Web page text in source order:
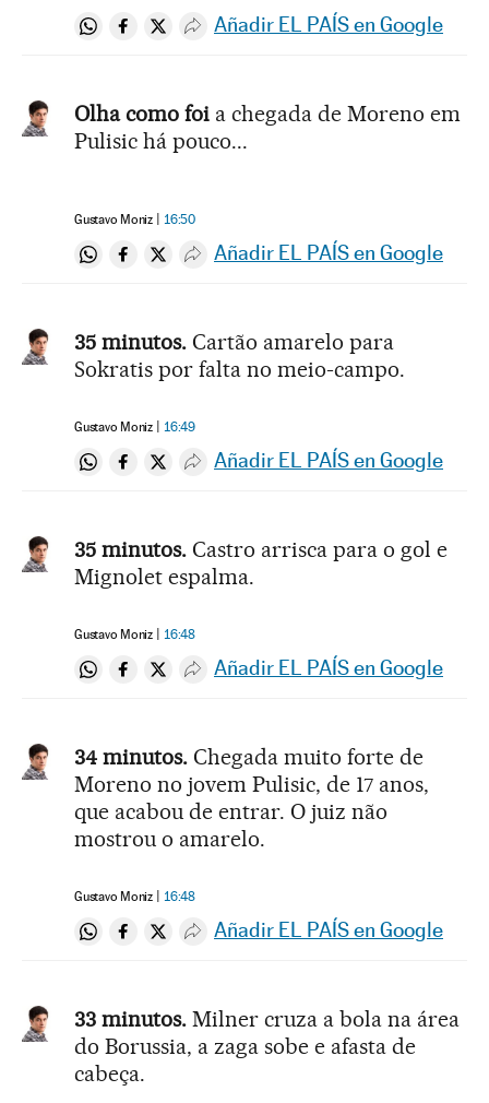
Compartir en Whatsapp
Compartir en Facebook
Compartir en Twitter
Desplegar Redes Sociales
Añadir EL PAÍS en Google
Olha como foi a chegada de Moreno em
Pulisic há pouco...
Gustavo Moniz 16:50
Compartir en Whatsapp
Compartir en Facebook
Compartir en Twitter
Desplegar Redes Sociales
Añadir EL PAÍS en Google
35 minutos. Cartão amarelo para
Sokratis por falta no meio-campo.
Gustavo Moniz 16:49
Compartir en Whatsapp
Compartir en Facebook
Compartir en Twitter
Desplegar Redes Sociales
Añadir EL PAÍS en Google
35 minutos. Castro arrisca para o gol e
Mignolet espalma.
Gustavo Moniz 16:48
Compartir en Whatsapp
Compartir en Facebook
Compartir en Twitter
Desplegar Redes Sociales
Añadir EL PAÍS en Google
34 minutos. Chegada muito forte de
Moreno no jovem Pulisic, de 17 anos,
que acabou de entrar. O juiz não
mostrou o amarelo.
Gustavo Moniz 16:48
Compartir en Whatsapp
Compartir en Facebook
Compartir en Twitter
Desplegar Redes Sociales
Añadir EL PAÍS en Google
33 minutos. Milner cruza a bola na área
do Borussia, a zaga sobe e afasta de
cabeça.